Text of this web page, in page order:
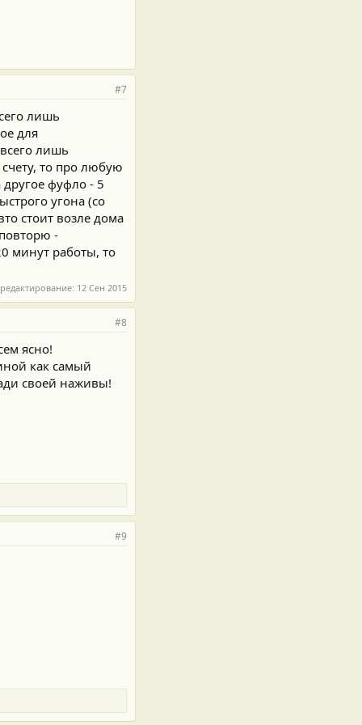
#7
лишь
для
лишь
то про любую
фуфло - 5
угона (со
стоит возле дома
-
минут работы, то
12 Сен 2015
#8
ясно!
как самый
своей наживы!
#9